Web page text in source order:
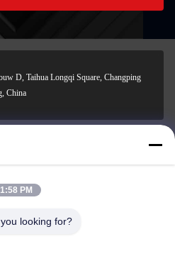
D, Taihua Longqi Square, Changping
China
1:58 PM
looking for?